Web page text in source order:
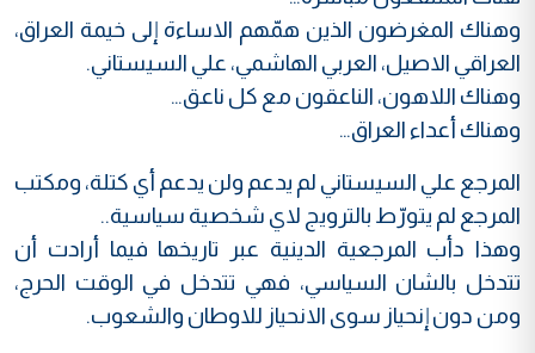
وهناك المغرضون الذين همّهم الاساءة إلى خيمة العراق،
العراقي الاصيل، العربي الهاشمي، علي السيستاني.
وهناك اللاهون، الناعقون مع كل ناعق…
وهناك أعداء العراق…
المرجع علي السيستاني لم يدعم ولن يدعم أي كتلة، ومكتب
المرجع لم يتورّط بالترويج لاي شخصية سياسية..
وهذا دأب المرجعية الدينية عبر تاريخها فيما أرادت أن
تتدخل بالشان السياسي، فهي تتدخل في الوقت الحرج،
ومن دون إنحياز سوى الانحياز للاوطان والشعوب.